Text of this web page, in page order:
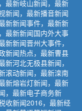
最新岐山新闻，最新
新闻，最新播音新闻
新新闻事件，最新新
最新新闻国内外大事
新闻晋州大事件，
新闻热点，最新曹县
河北无极县新闻，
滚动新闻，最新滦南
新熔岩灯新闻，最新
，最新电子商务新
收新闻2016，最新经